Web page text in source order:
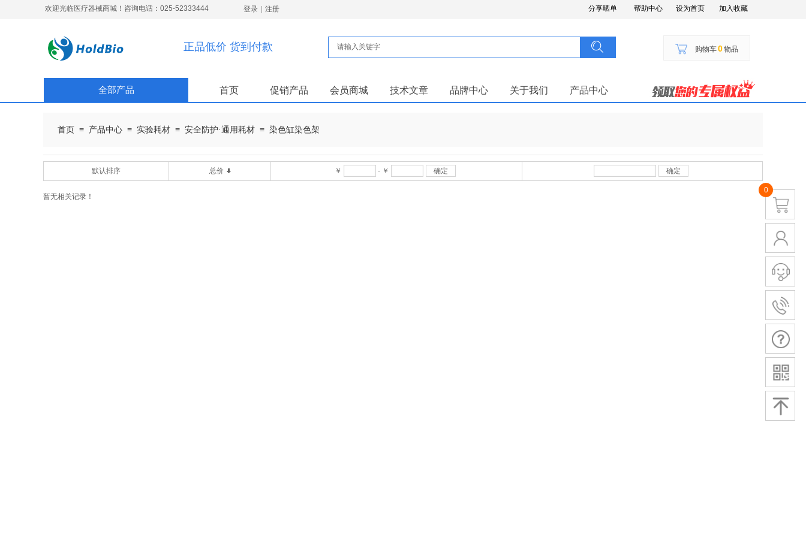
帮助中心
分享晒单
登录 注册
欢迎光临医疗器械商城！咨询电话：025-52333444 设为首页 加入收藏
购物车0物品
正品低价 货到付款 搜索
按钮文本
全部产品 首页 促销产品 会员商城 技术文章 品牌中心 关于我们 产品中心
首页 ≡ 产品中心 ≡ 实验耗材 ≡ 安全防护·通用耗材 ≡ 染色缸染色架
默认排序 总价 ￥ - ￥ 确定 确定
暂无相关记录！
0